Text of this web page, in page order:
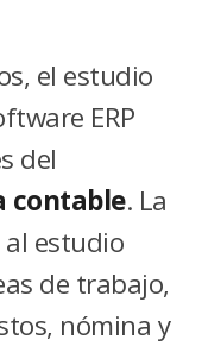
el estudio
ERP
del
contable. La
al estudio
de trabajo,
nómina y